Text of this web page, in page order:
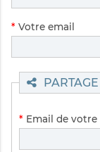
Champ
obligatoire
Votre email
*
PARTAGE
Champ
obligatoire
Email de votre
*